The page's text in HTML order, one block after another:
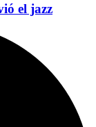
el jazz